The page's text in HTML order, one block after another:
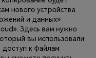
нового устройства
и данных»
Здесь вам нужно
вы использовали
доступ к файлам